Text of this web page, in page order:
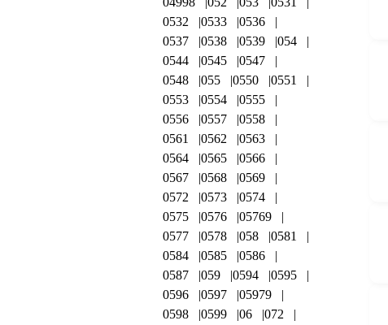
0532
0533
0536
0537
0538 0539
054
0544
0545
0547
0548
055 0550
0551
0553
0554
0555
0556
0557
0558
0561
0562
0563
0564
0565
0566
0567
0568
0569
0572
0573
0574
0575
0576
05769
0577
0578 058
0581
0584
0585
0586
0587
059 0594
0595
0596
0597
05979
0598
0599 06
072